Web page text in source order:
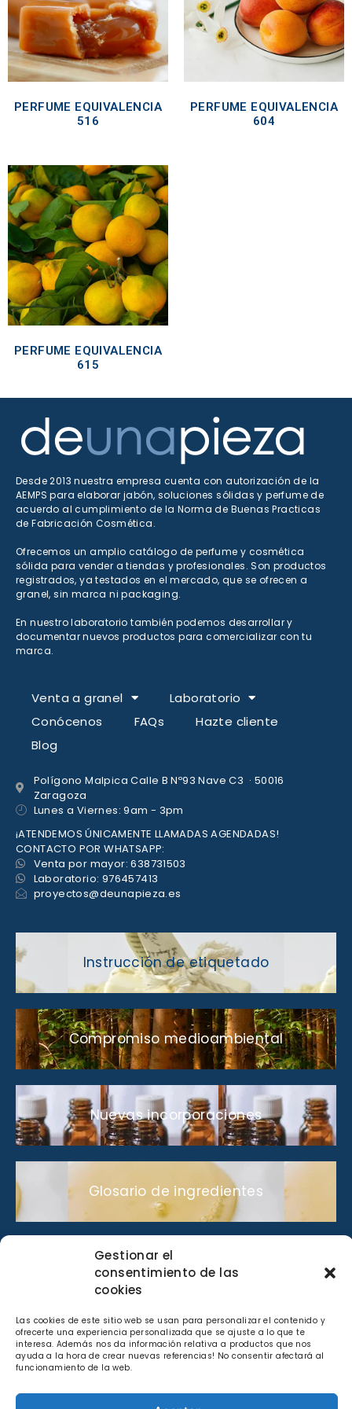
Gestionar el
consentimiento de las
cookies
Las cookies de este sitio web se usan para personalizar el contenido y
ofrecerte una experiencia personalizada que se ajuste a lo que te
interesa. Además nos da información relativa a productos que nos
ayuda a la hora de crear nuevas referencias! No consentir afectará al
funcionamiento de la web.
PERFUME EQUIVALENCIA
516
PERFUME EQUIVALENCIA
604
PERFUME EQUIVALENCIA
615
Desde 2013 nuestra empresa cuenta con autorización de la
AEMPS para elaborar jabón, soluciones sólidas y perfume de
acuerdo al cumplimiento de la Norma de Buenas Practicas
de Fabricación Cosmética.
Ofrecemos un amplio catálogo de perfume y cosmética
sólida para vender a tiendas y profesionales. Son productos
registrados, ya testados en el mercado, que se ofrecen a
granel, sin marca ni packaging.
En nuestro laboratorio también podemos desarrollar y
documentar nuevos productos para comercializar con tu
marca.
Venta a granel
Laboratorio
Conócenos
FAQs
Hazte cliente
Blog
Polígono Malpica Calle B Nº93 Nave C3 · 50016
Zaragoza
Lunes a Viernes: 9am - 3pm
¡ATENDEMOS ÚNICAMENTE LLAMADAS AGENDADAS!
CONTACTO POR WHATSAPP:
Venta por mayor: 638731503
Laboratorio: 976457413
proyectos@deunapieza.es
Instrucción de etiquetado
Compromiso medioambiental
Nuevas incorporaciones
Glosario de ingredientes
Lo que nos gusta compartir
Catálogo de perfumes